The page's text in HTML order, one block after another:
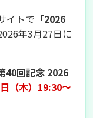
イトで 「2026
年3月27日に
40回記念 2026
（木）19:30〜